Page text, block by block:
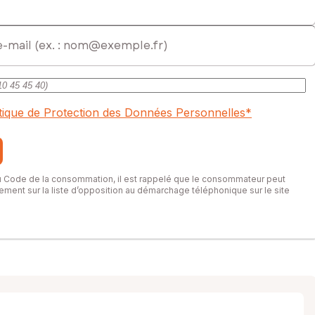
de Protection des Données Personnelles*
Code de la consommation, il est rappelé que le consommateur peut
sur la liste d’opposition au démarchage téléphonique sur le site